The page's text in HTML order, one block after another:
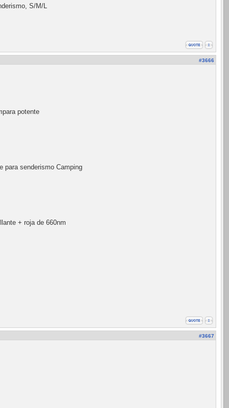
S/M/L
#3666
potente
para senderismo Camping
+ roja de 660nm
#3667